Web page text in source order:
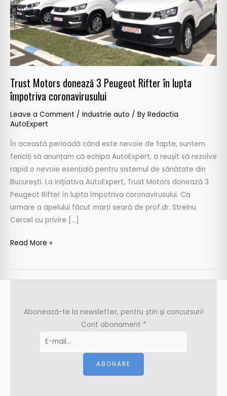
Trust Motors donează 3 Peugeot Rifter în lupta
împotriva coronavirusului
Leave a Comment / Industrie auto / By Redactia
AutoExpert
În această perioadă când este nevoie de fapte, suntem
fericiți să anunțam că echipa AutoExpert, a reușit să rezolve
rapid o nevoie esențială pentru sistemul de sănătate din
București. La inițiativa AutoExpert, Trust Motors donează 3
Peugeot Rifter în lupta împotriva coronavirusului. Ca
urmare a apelului făcut marți seară de prof.dr. Streinu
Cercel cu privire […]
lupta
împotriva
coronavirusului
Read More »
Abonează-te la newsletter, pentru știri și concursuri!
Cont abonament *
ABONARE